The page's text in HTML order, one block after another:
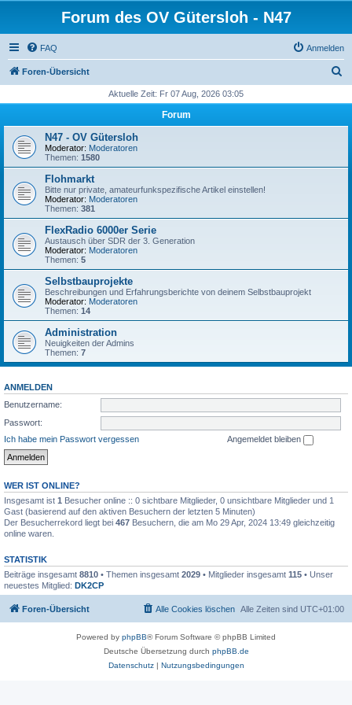
Forum des OV Gütersloh - N47
FAQ Anmelden
Foren-Übersicht
h
Aktuelle Zeit: Fr 07 Aug, 2026 03:05
Forum
N47 - OV Gütersloh
Moderator: Moderatoren
Themen: 1580
Flohmarkt
Bitte nur private, amateurfunkspezifische Artikel einstellen!
Moderator: Moderatoren
Themen: 381
FlexRadio 6000er Serie
Austausch über SDR der 3. Generation
Moderator: Moderatoren
Themen: 5
Selbstbauprojekte
Beschreibungen und Erfahrungsberichte von deinem Selbstbauprojekt
Moderator: Moderatoren
Themen: 14
Administration
Neuigkeiten der Admins
Themen: 7
ANMELDEN
Benutzername:
Passwort:
Ich habe mein Passwort vergessen
Angemeldet bleiben
WER IST ONLINE?
Insgesamt ist 1 Besucher online :: 0 sichtbare Mitglieder, 0 unsichtbare Mitglieder und 1
Gast (basierend auf den aktiven Besuchern der letzten 5 Minuten)
Der Besucherrekord liegt bei 467 Besuchern, die am Mo 29 Apr, 2024 13:49 gleichzeitig
online waren.
STATISTIK
Beiträge insgesamt 8810 • Themen insgesamt 2029 • Mitglieder insgesamt 115 • Unser
neuestes Mitglied: DK2CP
Foren-Übersicht Alle Zeiten sind UTC+01:00
Alle Cookies löschen
Powered by phpBB® Forum Software © phpBB Limited
Deutsche Übersetzung durch phpBB.de
Datenschutz| Nutzungsbedingungen